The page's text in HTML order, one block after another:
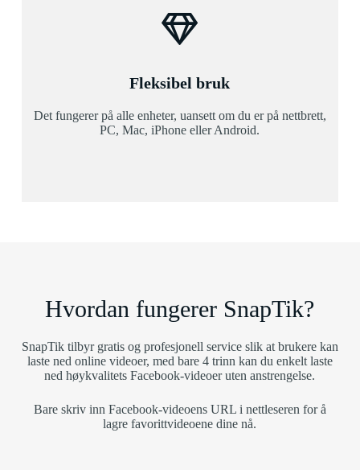
Fleksibel bruk
Det fungerer på alle enheter, uansett om du er på nettbrett,
PC, Mac, iPhone eller Android.
Hvordan fungerer SnapTik?
SnapTik tilbyr gratis og profesjonell service slik at brukere kan
laste ned online videoer, med bare 4 trinn kan du enkelt laste
ned høykvalitets Facebook-videoer uten anstrengelse.
Bare skriv inn Facebook-videoens URL i nettleseren for å
lagre favorittvideoene dine nå.